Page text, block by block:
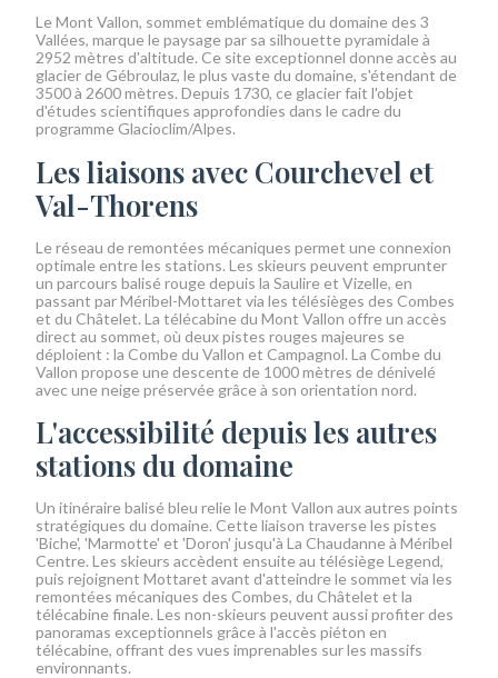
Le Mont Vallon, sommet emblématique du domaine des 3
Vallées, marque le paysage par sa silhouette pyramidale à
2952 mètres d'altitude. Ce site exceptionnel donne accès au
glacier de Gébroulaz, le plus vaste du domaine, s'étendant de
3500 à 2600 mètres. Depuis 1730, ce glacier fait l'objet
d'études scientifiques approfondies dans le cadre du
programme Glacioclim/Alpes.
Les liaisons avec Courchevel et
Val-Thorens
Le réseau de remontées mécaniques permet une connexion
optimale entre les stations. Les skieurs peuvent emprunter
un parcours balisé rouge depuis la Saulire et Vizelle, en
passant par Méribel-Mottaret via les télésièges des Combes
et du Châtelet. La télécabine du Mont Vallon offre un accès
direct au sommet, où deux pistes rouges majeures se
déploient : la Combe du Vallon et Campagnol. La Combe du
Vallon propose une descente de 1000 mètres de dénivelé
avec une neige préservée grâce à son orientation nord.
L'accessibilité depuis les autres
stations du domaine
Un itinéraire balisé bleu relie le Mont Vallon aux autres points
stratégiques du domaine. Cette liaison traverse les pistes
'Biche', 'Marmotte' et 'Doron' jusqu'à La Chaudanne à Méribel
Centre. Les skieurs accèdent ensuite au télésiège Legend,
puis rejoignent Mottaret avant d'atteindre le sommet via les
remontées mécaniques des Combes, du Châtelet et la
télécabine finale. Les non-skieurs peuvent aussi profiter des
panoramas exceptionnels grâce à l'accès piéton en
télécabine, offrant des vues imprenables sur les massifs
environnants.